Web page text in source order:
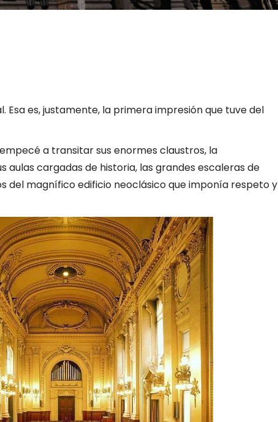
Esa es, justamente, la primera impresión que tuve del
a transitar sus enormes claustros, la
aulas cargadas de historia, las grandes escaleras de
del magnífico edificio neoclásico que imponía respeto y